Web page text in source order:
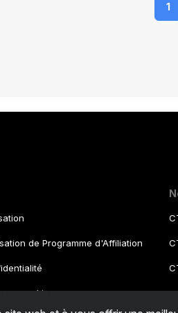
1
de Programme d'Affiliation
cookies